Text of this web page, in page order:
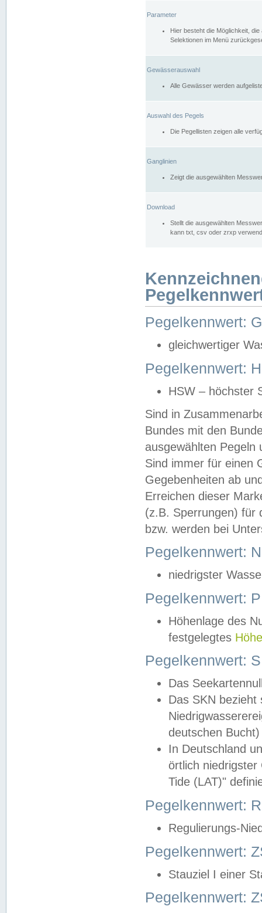
Parameter
Hier besteht die Möglichkeit,
Selektionen im Menü
Gewässerauswahl
Alle Gewässer werden
Auswahl des Pegels
Die Pegellisten zeigen alle
Ganglinien
Zeigt die ausgewählten
Download
Stellt die ausgewählten
kann txt, csv oder zrxp
Pegelkennwert:
gleichwertiger
Pegelkennwert:
HSW – höchster
Sind in
Bundes mit den
ausgewählten
Sind immer für einen
Gegebenheiten ab
Erreichen dieser
(z.B. Sperrungen) für
bzw. werden bei
Pegelkennwert:
niedrigster
Pegelkennwert:
Höhenlage des
festgelegtes
Pegelkennwert:
Das
Das SKN
deutschen
In Deutschland
örtlich
Tide (LAT)"
Pegelkennwert:
Regulierungs-
Pegelkennwert:
Stauziel I einer
Pegelkennwert: